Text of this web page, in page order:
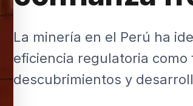
La minería en el Perú ha
eficiencia regulatoria
descubrimientos y